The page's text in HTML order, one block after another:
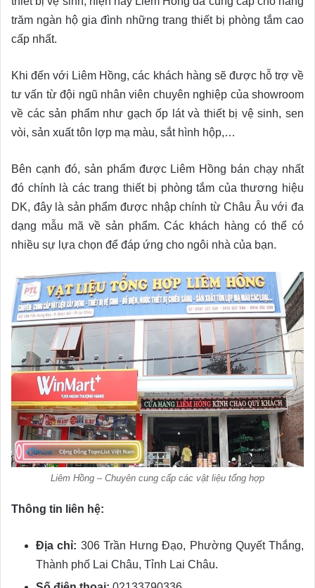
trăm ngàn hộ gia đình những trang thiết bị phòng tắm cao
cấp nhất.
Khi đến với Liêm Hồng, các khách hàng sẽ được hỗ trợ về
tư vấn từ đội ngũ nhân viên chuyên nghiệp của showroom
về các sản phẩm như gạch ốp lát và thiết bị vệ sinh, sen
vòi, sản xuất tôn lợp mạ màu, sắt hình hộp,…
Bên cạnh đó, sản phẩm được Liêm Hồng bán chạy nhất
đó chính là các trang thiết bị phòng tắm của thương hiệu
DK, đây là sản phẩm được nhập chính từ Châu Âu với đa
dạng mẫu mã về sản phẩm. Các khách hàng có thể có
nhiều sự lựa chọn để đáp ứng cho ngôi nhà của bạn.
Liêm Hồng – Chuyên cung cấp các vật liệu tổng hợp
Thông tin liên hệ:
Địa chỉ: 306 Trần Hưng Đạo, Phường Quyết Thắng,
Thành phố Lai Châu, Tỉnh Lai Châu.